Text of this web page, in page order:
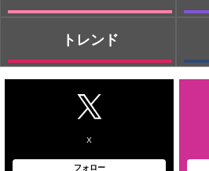
トレンド
X
フォロー